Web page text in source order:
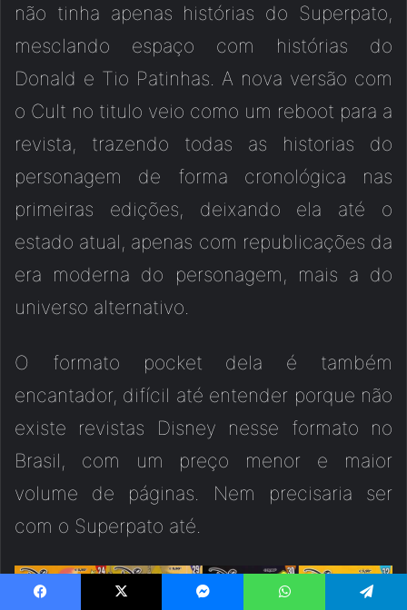
não tinha apenas histórias do Superpato,
mesclando espaço com histórias do
Donald e Tio Patinhas. A nova versão com
o Cult no titulo veio como um reboot para a
revista, trazendo todas as historias do
personagem de forma cronológica nas
primeiras edições, deixando ela até o
estado atual, apenas com republicações da
era moderna do personagem, mais a do
universo alternativo.
O formato pocket dela é também
encantador, difícil até entender porque não
existe revistas Disney nesse formato no
Brasil, com um preço menor e maior
volume de páginas. Nem precisaria ser
com o Superpato até.